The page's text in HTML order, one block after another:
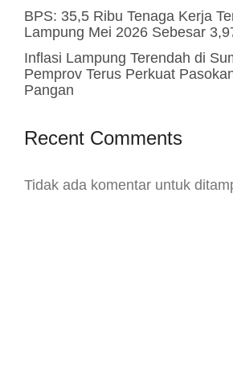
BPS: 35,5 Ribu Tenaga Kerja
Lampung Mei 2026 Sebesar
Inflasi Lampung Terendah di
Pemprov Terus Perkuat
Pangan
Recent Comments
Tidak ada komentar untuk